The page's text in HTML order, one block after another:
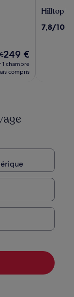
Le
nouveau
prix
249 €
1 chambre
compris
Hilltop
and
Hilltop
7.8
7,8/10